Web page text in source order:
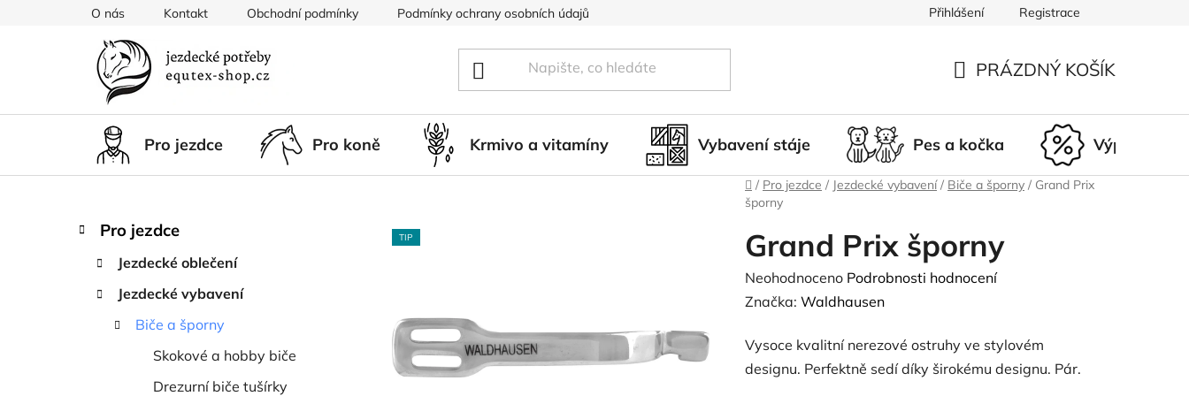
O nás Kontakt Obchodní podmínky Podmínky ochrany osobních údajů Doprava a platba Nepřevzetí zásilky
Přihlášení Registrace
KOŠÍK
PRÁZDNÝ KOŠÍK
Pro jezdce Pro koně Krmivo a vitamíny Vybavení stáje Pes a kočka Výprodej
Domů
/ Pro jezdce / Jezdecké vybavení / Biče a šporny / Grand Prix
šporny
PPřeskočit
kategorie
K
a
Pro jezdce
Jezdecké oblečení
Jezdecké vybavení
Biče a šporny
Skokové a hobby biče
Drezurní biče tušírky
Grand Prix šporny
Průměrné
hodnocení
je
0,0
Neohodnoceno Podrobnosti hodnocení
Značka: Waldhausen
Vysoce kvalitní nerezové ostruhy ve stylovém
designu. Perfektně sedí díky širokému designu. Pár.
TIP